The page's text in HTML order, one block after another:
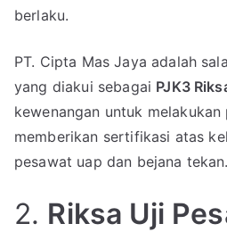
berlaku.
PT. Cipta Mas Jaya adalah
yang diakui sebagai PJK3
kewenangan untuk
memberikan sertifikasi atas
pesawat uap dan bejana tekan.
2. Riksa Uji